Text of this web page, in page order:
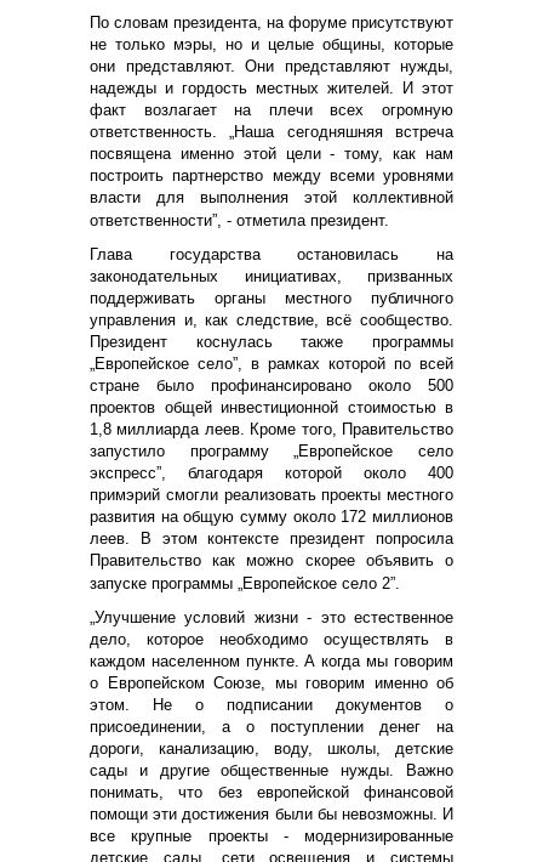
По словам президента, на форуме присутствуют
не только мэры, но и целые общины, которые
они представляют. Они представляют нужды,
надежды и гордость местных жителей. И этот
факт возлагает на плечи всех огромную
ответственность. „Наша сегодняшняя встреча
посвящена именно этой цели - тому, как нам
построить партнерство между всеми уровнями
власти для выполнения этой коллективной
ответственности”, - отметила президент.
Глава государства остановилась на
законодательных инициативах, призванных
поддерживать органы местного публичного
управления и, как следствие, всё сообщество.
Президент коснулась также программы
„Европейское село”, в рамках которой по всей
стране было профинансировано около 500
проектов общей инвестиционной стоимостью в
1,8 миллиарда леев. Кроме того, Правительство
запустило программу „Европейское село
экспресс”, благодаря которой около 400
примэрий смогли реализовать проекты местного
развития на общую сумму около 172 миллионов
леев. В этом контексте президент попросила
Правительство как можно скорее объявить о
запуске программы „Европейское село 2”.
„Улучшение условий жизни - это естественное
дело, которое необходимо осуществлять в
каждом населенном пункте. А когда мы говорим
о Европейском Союзе, мы говорим именно об
этом. Не о подписании документов о
присоединении, а о поступлении денег на
дороги, канализацию, воду, школы, детские
сады и другие общественные нужды. Важно
понимать, что без европейской финансовой
помощи эти достижения были бы невозможны. И
все крупные проекты - модернизированные
детские сады, сети освещения и системы